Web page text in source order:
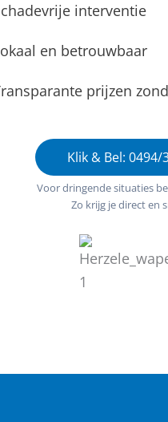
interventie
en betrouwbaar
prijzen
Klik & Bel: 0494/
Voor dringende situaties
Zo krijg je direct en